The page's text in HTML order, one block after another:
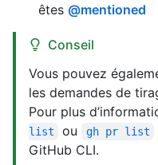
êtes @mentioned
Conseil
Vous pouvez
les demandes de
Pour plus
list
ou gh pr list
GitHub CLI.